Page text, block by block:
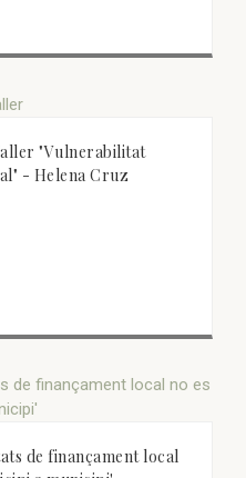
"Vulnerabilitat
- Helena Cruz
de finançament local